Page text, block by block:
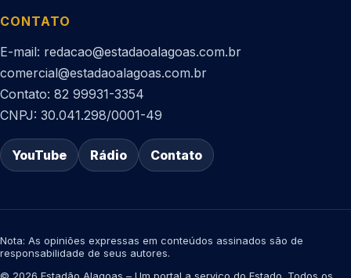
CONTATO
E-mail: redacao@estadaoalagoas.com.br
comercial@estadaoalagoas.com.br
Contato: 82 99931-3354
CNPJ: 30.041.298/0001-49
YouTube Rádio Contato
Nota: As opiniões expressas em conteúdos assinados são de
responsabilidade de seus autores.